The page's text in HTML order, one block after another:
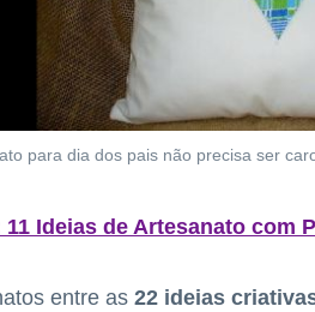
para dia dos pais não precisa ser
Ideias de Artesanato com
entre as 22 ideias